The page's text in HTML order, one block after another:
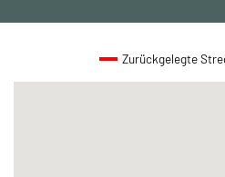
Zurückgelegte